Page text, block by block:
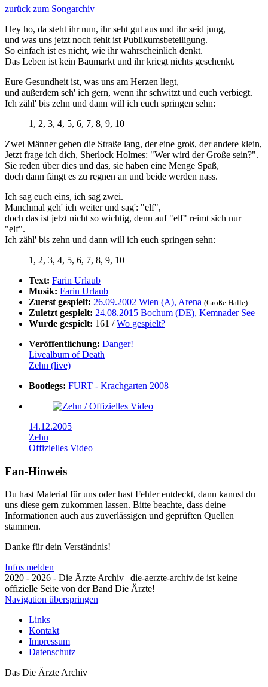
zurück zum Songarchiv
Hey ho, da steht ihr nun, ihr seht gut aus und ihr seid jung,
und was uns jetzt noch fehlt ist Publikumsbeteiligung.
So einfach ist es nicht, wie ihr wahrscheinlich denkt.
Das Leben ist kein Baumarkt und ihr kriegt nichts geschenkt.
Eure Gesundheit ist, was uns am Herzen liegt,
und außerdem seh' ich gern, wenn ihr schwitzt und euch verbiegt.
Ich zähl' bis zehn und dann will ich euch springen sehn:
1, 2, 3, 4, 5, 6, 7, 8, 9, 10
Zwei Männer gehen die Straße lang, der eine groß, der andere klein,
Jetzt frage ich dich, Sherlock Holmes: "Wer wird der Große sein?".
Sie reden über dies und das, sie haben eine Menge Spaß,
doch dann fängt es zu regnen an und beide werden nass.
Ich sag euch eins, ich sag zwei.
Manchmal geh' ich weiter und sag': "elf",
doch das ist jetzt nicht so wichtig, denn auf "elf" reimt sich nur
"elf".
Ich zähl' bis zehn und dann will ich euch springen sehn:
1, 2, 3, 4, 5, 6, 7, 8, 9, 10
Text: Farin Urlaub
Musik: Farin Urlaub
Zuerst gespielt: 26.09.2002 Wien (A), Arena (Große Halle)
Zuletzt gespielt: 24.08.2015 Bochum (DE), Kemnader See
Wurde gespielt: 161 /Wo gespielt?
Veröffentlichung: Danger!
Livealbum of Death
Zehn (live)
Bootlegs: FURT - Krachgarten 2008
14.12.2005
Zehn
Offizielles Video
Fan-Hinweis
Du hast Material für uns oder hast Fehler entdeckt, dann kannst du
uns diese gern zukommen lassen. Bitte beachte, dass deine
Informationen auch aus zuverlässigen und geprüften Quellen
stammen.
Danke für dein Verständnis!
Infos melden
2020 - 2026 - Die Ärzte Archiv | die-aerzte-archiv.de ist keine
offizielle Seite von der Band Die Ärzte!
Navigation überspringen
Links
Kontakt
Impressum
Datenschutz
Das Die Ärzte Archiv